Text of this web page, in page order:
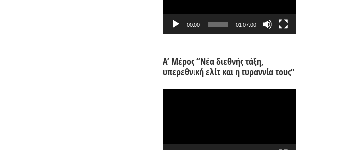
00:00 01:07:00
Α’ Μέρος “Νέα διεθνής τάξη,
υπερεθνική ελίτ και η τυραννία τους”